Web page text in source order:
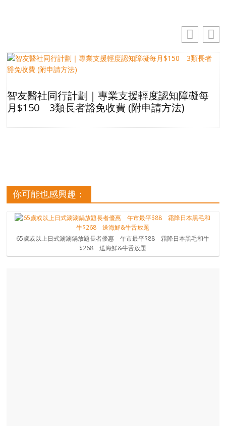
智友醫社同行計劃｜專業支援輕度認知障礙每
月$150 3類長者豁免收費 (附申請方法)
你可能也感興趣：
65歲或以上日式涮涮鍋放題長者優惠 午市最平$88 霜降日本黑毛和牛
$268 送海鮮&牛舌放題